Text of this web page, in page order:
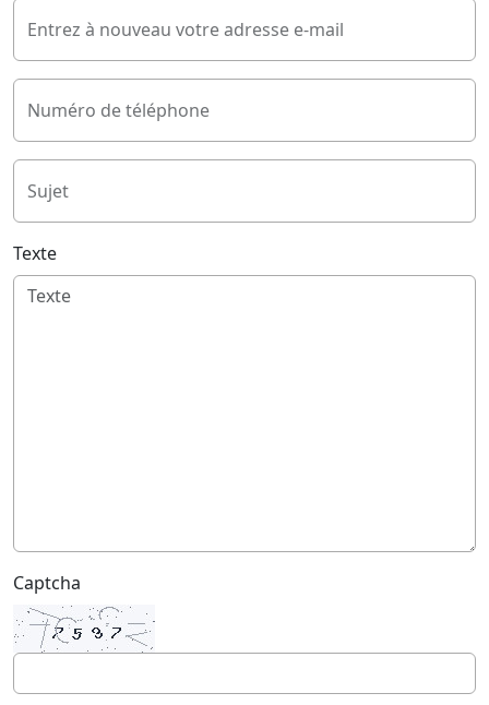
Entrez à nouveau votre adresse e-mail
Numéro de téléphone
Sujet
Texte
Captcha